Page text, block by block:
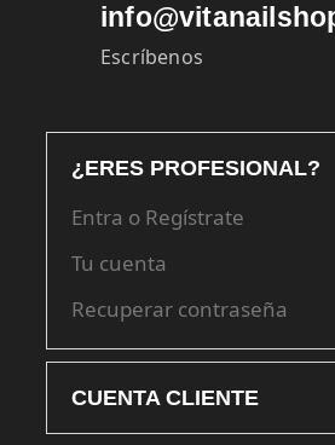
Escríbenos
¿ERES PROFESIONAL?
Entra o Regístrate
Tu cuenta
Recuperar contraseña
CUENTA CLIENTE